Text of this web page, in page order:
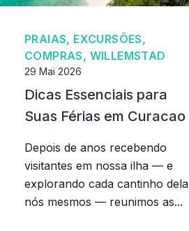
PRAIAS, EXCURSÕES,
COMPRAS, WILLEMSTAD
29 Mai 2026
Dicas Essenciais para
Suas Férias em Curacao
Depois de anos recebendo
visitantes em nossa ilha — e
explorando cada cantinho dela
nós mesmos — reunimos as...